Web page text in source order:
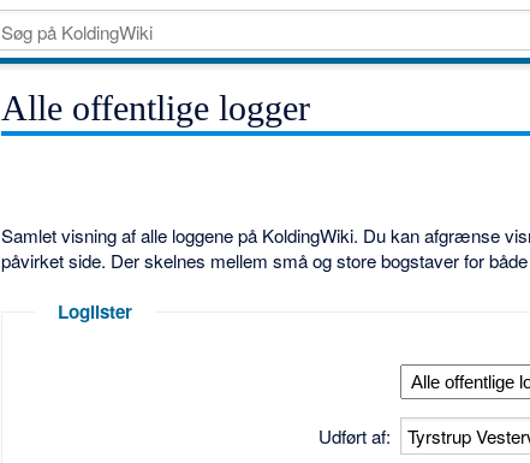
Alle offentlige logger
Samlet visning af alle loggene på KoldingWiki. Du kan afgrænse
påvirket side. Der skelnes mellem små og store bogstaver for
Loglister
Udført af: